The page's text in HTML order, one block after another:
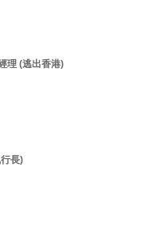
理 (逃出香港)
長)